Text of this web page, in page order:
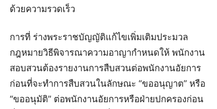
ด้วยความรวดเร็ว
การที่ ร่างพระราชบัญญัติแก้ไขเพิ่มเติมประมวล
กฎหมายวิธีพิจารณาความอาญากำหนดให้ พนักงาน
สอบสวนต้องรายงานการสืบสวนต่อพนักงานอัยการ
ก่อนที่จะทำการสืบสวนในลักษณะ “ขออนุญาต” หรือ
“ขออนุมัติ” ต่อพนักงานอัยการหรือฝ่ายปกครองก่อน